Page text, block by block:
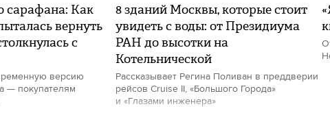
сарафана: Как
вернуть
с
версию
— покупателям
8 зданий Москвы, которые стоит
увидеть с воды: от Президиума
РАН до высотки на
Котельнической
Рассказывает Регина Поливан в преддверии
рейсов Cruise II, «Большого Города»
и «Глазами инженера»